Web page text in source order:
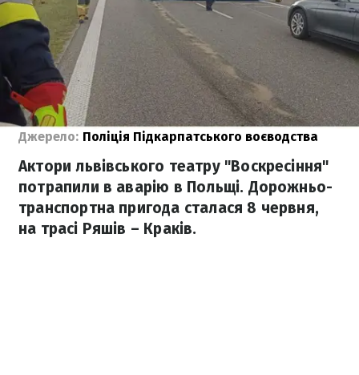
Джерело: Поліція Підкарпатського воєводства
Актори львівського театру "Воскресіння"
потрапили в аварію в Польщі. Дорожньо-
транспортна пригода сталася 8 червня,
на трасі Ряшів – Краків.